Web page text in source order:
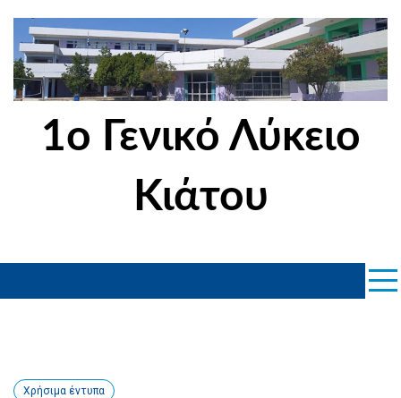
content
1ο Γενικό Λύκειο
Κιάτου
Χρήσιμα έντυπα